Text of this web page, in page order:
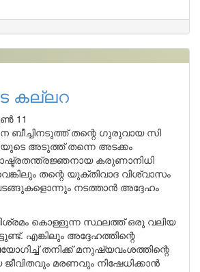
കല്ലറ
11
ബീച്ചിനടുത്ത് തന്റെ ഗുരുവായ സി
അടുത്ത് തന്നെ അടക്കം
കരുണാനിധി
തന്റെ യുക്തിവാദ വിശ്വാസം
നടത്താൻ അദ്ദേഹം
കൊള്ളുന്ന സ്ഥലത്ത് ഒരു വലിയ
എങ്കിലും അദ്ദേഹത്തിന്റെ
തനിക്ക് മനുഷ്യവംശത്തിന്റെ
മരണവും നിഷേധിക്കാൻ